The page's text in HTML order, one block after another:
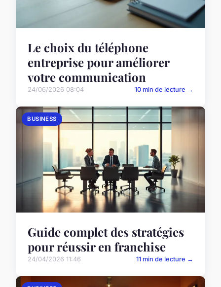
Le choix du téléphone
entreprise pour améliorer
votre communication
24/06/2026 08:04 10 min de lecture →
BUSINESS
Guide complet des stratégies
pour réussir en franchise
24/04/2026 11:46 11 min de lecture →